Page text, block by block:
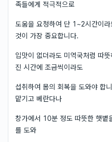
족들에게 적극적으로
도움을 요청하여 단 1~2시간이
것이 가장 중요합니다.
입맛이 없더라도 미역국처럼 따
진 시간에 조금씩이라도
섭취하여 몸의 회복을 도와야 합
맡기고 베란다나
창가에서 10분 정도 따뜻한 햇볕
를 도와